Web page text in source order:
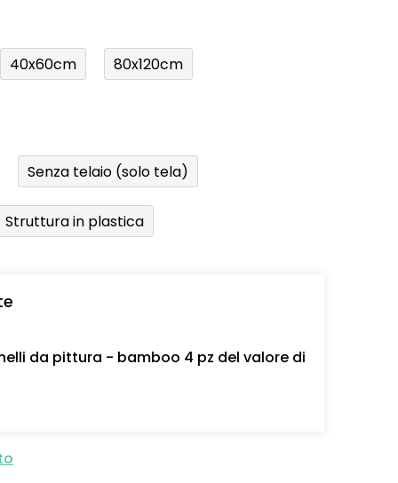
40x60cm 80x120cm
Senza telaio (solo tela)
Struttura in plastica
da pittura - bamboo 4 pz del valore di